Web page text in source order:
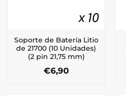
Soporte de Batería Litio
de 21700 (10 Unidades)
(2 pin 21,75 mm)
€6,90